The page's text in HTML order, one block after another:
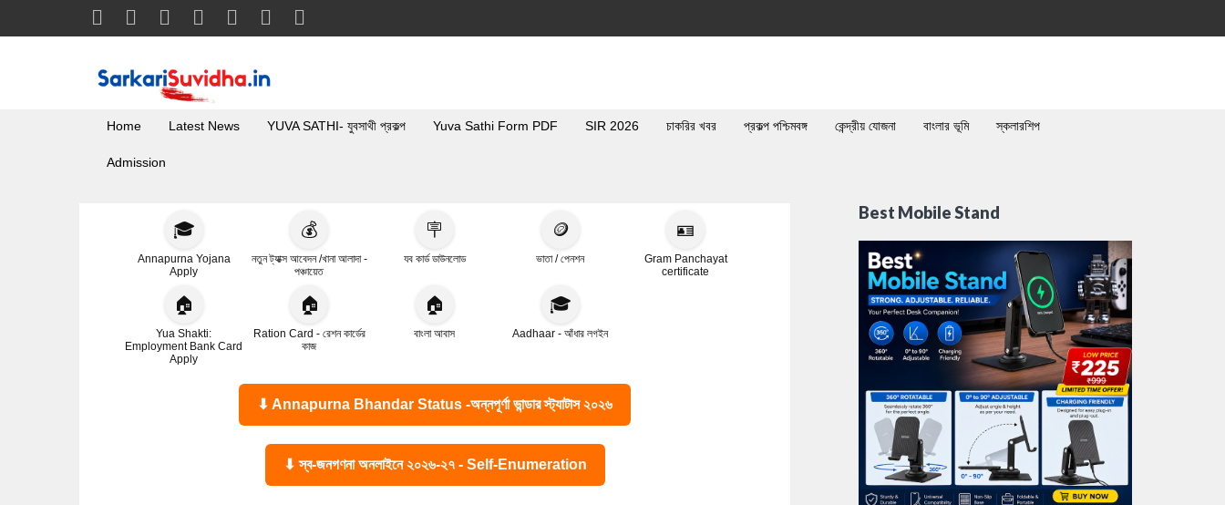
Home Latest News YUVA SATHI- যুবসাথী প্রকল্প Yuva Sathi Form PDF SIR 2026 চাকরির খবর প্রকল্প পশ্চিমবঙ্গ কেন্দ্রীয় যোজনা বাংলার ভূমি স্কলারশিপ
Admission
🎓
Annapurna Yojana
Apply
💰
নতুন ট্যাক্স আবেদন /খানা আলাদা -
পঞ্চায়েত
🪧
যব কার্ড ডাউনলোড
🪙
ভাতা / পেনশন
🪪
Gram Panchayat
certificate
🏠
Yua Shakti:
Employment Bank Card
Apply
🏠
Ration Card - রেশন কার্ডের
কাজ
🏠
বাংলা আবাস
🎓
Aadhaar - আঁধার লগইন
⬇ Annapurna Bhandar Status -অন্নপূর্ণা ভান্ডার স্ট্যাটাস ২০২৬
⬇ স্ব-জনগণনা অনলাইনে ২০২৬-২৭ - Self-Enumeration
Best Mobile Stand